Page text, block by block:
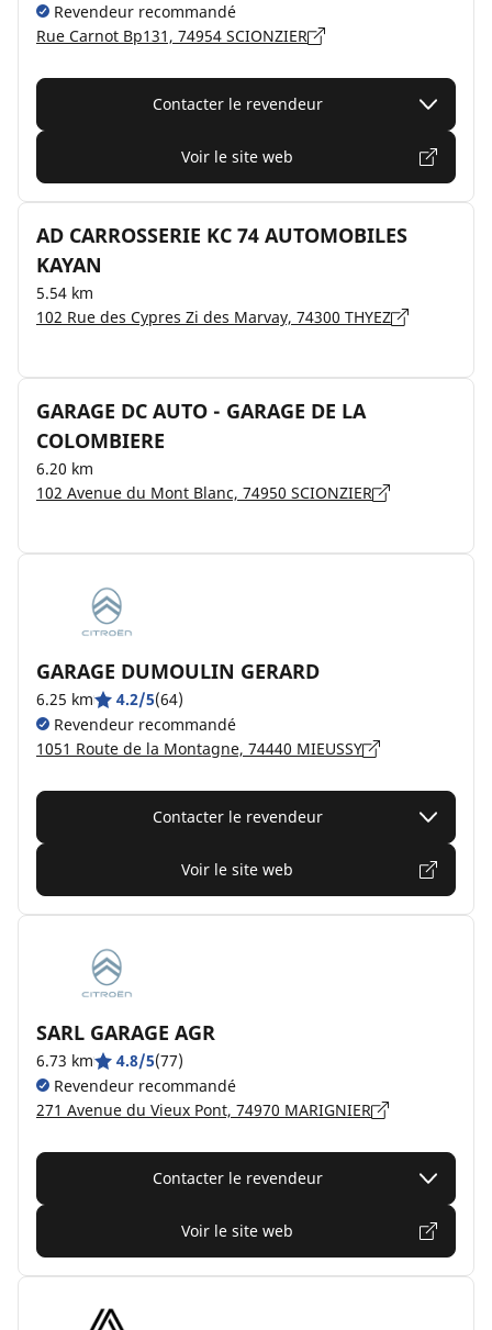
Revendeur recommandé
Rue Carnot Bp131, 74954 SCIONZIER
Contacter le revendeur
Voir le site web
AD CARROSSERIE KC 74 AUTOMOBILES
KAYAN
5.54 km
102 Rue des Cypres Zi des Marvay, 74300 THYEZ
GARAGE DC AUTO - GARAGE DE LA
COLOMBIERE
6.20 km
102 Avenue du Mont Blanc, 74950 SCIONZIER
GARAGE DUMOULIN GERARD
6.25 km 4.2/5(64)
Revendeur recommandé
1051 Route de la Montagne, 74440 MIEUSSY
Contacter le revendeur
Voir le site web
SARL GARAGE AGR
6.73 km 4.8/5(77)
Revendeur recommandé
271 Avenue du Vieux Pont, 74970 MARIGNIER
Contacter le revendeur
Voir le site web